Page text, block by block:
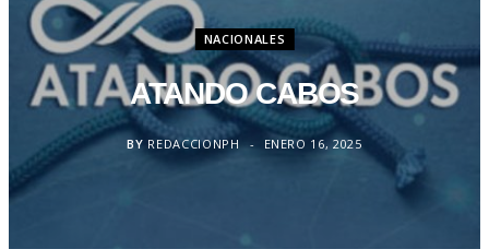
)
NACIONALES
ATANDO CABOS
BY REDACCIONPH ENERO 16, 2025